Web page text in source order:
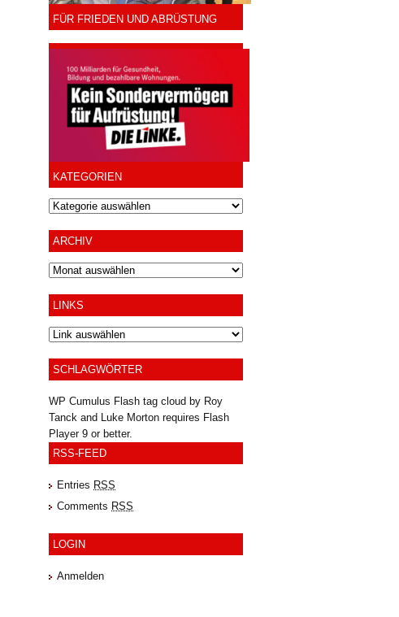
FÜR FRIEDEN UND ABRÜSTUNG
KATEGORIEN
ARCHIV
Archiv
LINKS
SCHLAGWÖRTER
WP Cumulus Flash tag cloud by Roy
Tanck and Luke Morton requires Flash
Player9 or better.
RSS-FEED
Entries RSS
Comments RSS
LOGIN
Anmelden